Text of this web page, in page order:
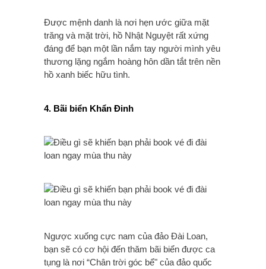
Được mệnh danh là nơi hẹn ước giữa mặt
trăng và mặt trời, hồ Nhật Nguyệt rất xứng
đáng để bạn một lần nắm tay người mình yêu
thương lặng ngắm hoàng hôn dần tắt trên nền
hồ xanh biếc hữu tình.
4. Bãi biển Khẩn Đinh
Ngược xuống cực nam của đảo Đài Loan,
bạn sẽ có cơ hội đến thăm bãi biển được ca
tụng là nơi “Chân trời góc bể" của đảo quốc